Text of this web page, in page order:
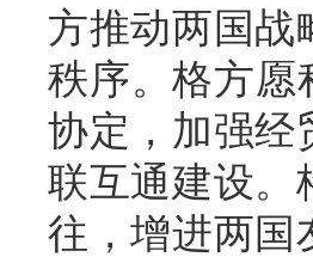
方推动两国战
秩序。格方愿
协定，加强经
联互通建设。
往，增进两国